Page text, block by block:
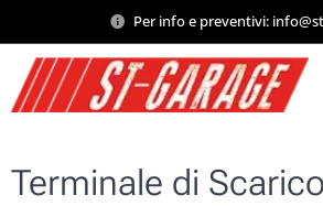
Per info e preventivi:
Terminale di